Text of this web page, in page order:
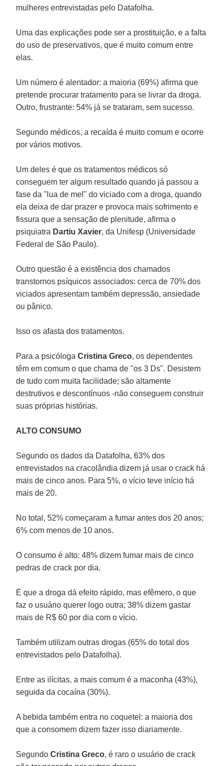
mulheres entrevistadas pelo Datafolha.
Uma das explicações pode ser a prostituição, e a falta
do uso de preservativos, que é muito comum entre
elas.
Um número é alentador: a maioria (69%) afirma que
pretende procurar tratamento para se livrar da droga.
Outro, frustrante: 54% já se trataram, sem sucesso.
Segundo médicos, a recaída é muito comum e ocorre
por vários motivos.
Um deles é que os tratamentos médicos só
conseguem ter algum resultado quando já passou a
fase da "lua de mel" do viciado com a droga, quando
ela deixa de dar prazer e provoca mais sofrimento e
fissura que a sensação de plenitude, afirma o
psiquiatra Dartiu Xavier, da Unifesp (Universidade
Federal de São Paulo).
Outro questão é a existência dos chamados
transtornos psíquicos associados: cerca de 70% dos
viciados apresentam também depressão, ansiedade
ou pânico.
Isso os afasta dos tratamentos.
Para a psicólogaCristina Greco, os dependentes
têm em comum o que chama de "os 3 Ds". Desistem
de tudo com muita facilidade; são altamente
destrutivos e descontínuos -não conseguem construir
suas próprias histórias.
ALTO CONSUMO
Segundo os dados da Datafolha, 63% dos
entrevistados na cracolândia dizem já usar o crack há
mais de cinco anos. Para 5%, o vício teve início há
mais de 20.
No total, 52% começaram a fumar antes dos 20 anos;
6% com menos de 10 anos.
O consumo é alto: 48% dizem fumar mais de cinco
pedras de crack por dia.
É que a droga dá efeito rápido, mas efêmero, o que
faz o usuário querer logo outra; 38% dizem gastar
mais de R$ 60 por dia com o vício.
Também utilizam outras drogas (65% do total dos
entrevistados pelo Datafolha).
Entre as ilícitas, a mais comum é a maconha (43%),
seguida da cocaína (30%).
A bebida também entra no coquetel: a maioria dos
que a consomem dizem fazer isso diariamente.
SegundoCristina Greco, é raro o usuário de crack